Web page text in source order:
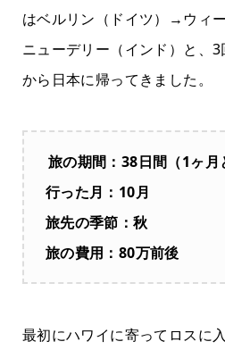
はベルリン（ドイツ）→ウィ
ニューデリー（インド）と、
から日本に帰ってきました。
旅の期間：38日間（1ヶ月
行った月：10月
旅先の季節：秋
旅の費用：80万前後
最初にハワイに寄ってロスに